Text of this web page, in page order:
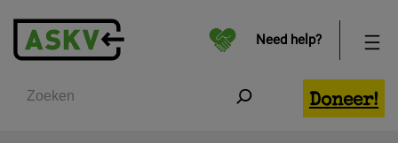
Zoeken
Doneer!
Need help?